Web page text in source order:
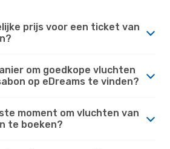
prijs voor een ticket van
om goedkope vluchten
op eDreams te vinden?
moment om vluchten van
te boeken?